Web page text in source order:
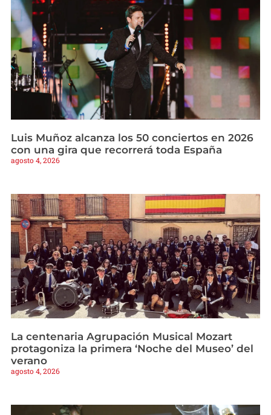
Luis Muñoz alcanza los 50 conciertos en 2026
con una gira que recorrerá toda España
agosto 4, 2026
La centenaria Agrupación Musical Mozart
protagoniza la primera ‘Noche del Museo’ del
verano
agosto 4, 2026